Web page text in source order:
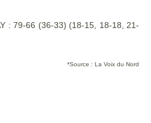
: 79-66 (36-33) (18-15, 18-18, 21-
*Source : La Voix du Nord